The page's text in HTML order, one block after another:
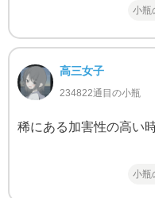
小瓶
高三女子
234822通目の小瓶
稀にある加害性の高い
小瓶